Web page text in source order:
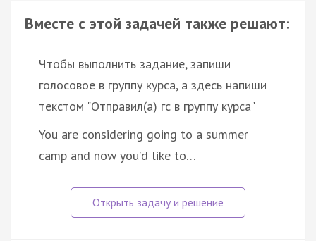
Вместе с этой задачей также решают:
Чтобы выполнить задание, запиши
голосовое в группу курса, а здесь напиши
текстом "Отправил(а) гс в группу курса"
You are considering going to a summer
camp and now you’d like to…